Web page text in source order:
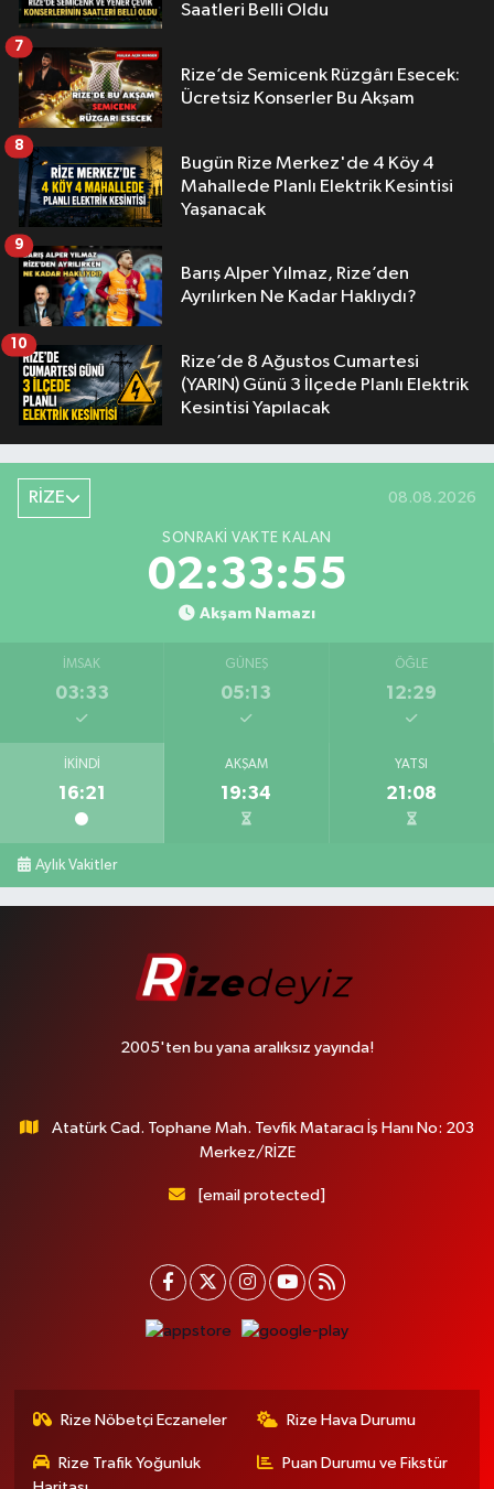
Saatleri Belli Oldu
Rize’de Semicenk Rüzgârı Esecek:
Ücretsiz Konserler Bu Akşam
7
Bugün Rize Merkez'de 4 Köy 4
Mahallede Planlı Elektrik Kesintisi
Yaşanacak
8
Barış Alper Yılmaz, Rize’den
Ayrılırken Ne Kadar Haklıydı?
9
Rize’de 8 Ağustos Cumartesi
(YARIN) Günü 3 İlçede Planlı Elektrik
Kesintisi Yapılacak
10
RİZE 08.08.2026
SONRAKI VAKTE KALAN
02:33:54
Akşam Namazı
İMSAK
03:33
GÜNEŞ
05:13
ÖĞLE
12:29
İKINDI
16:21
AKŞAM
19:34
YATSI
21:08
Aylık Vakitler
2005'ten bu yana aralıksız yayında!
Atatürk Cad. Tophane Mah. Tevfik Mataracı İş Hanı No: 203
Merkez/RİZE
[email protected]
Rize Nöbetçi Eczaneler Rize Hava Durumu
Rize Trafik Yoğunluk
Puan Durumu ve Fikstür